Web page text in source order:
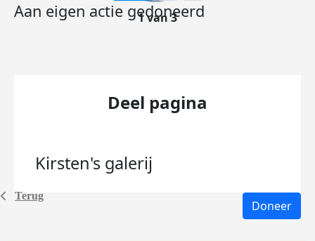
Terug
Aan eigen actie gedoneerd
1 van 3
Deel pagina
Kirsten's galerij
Doneer